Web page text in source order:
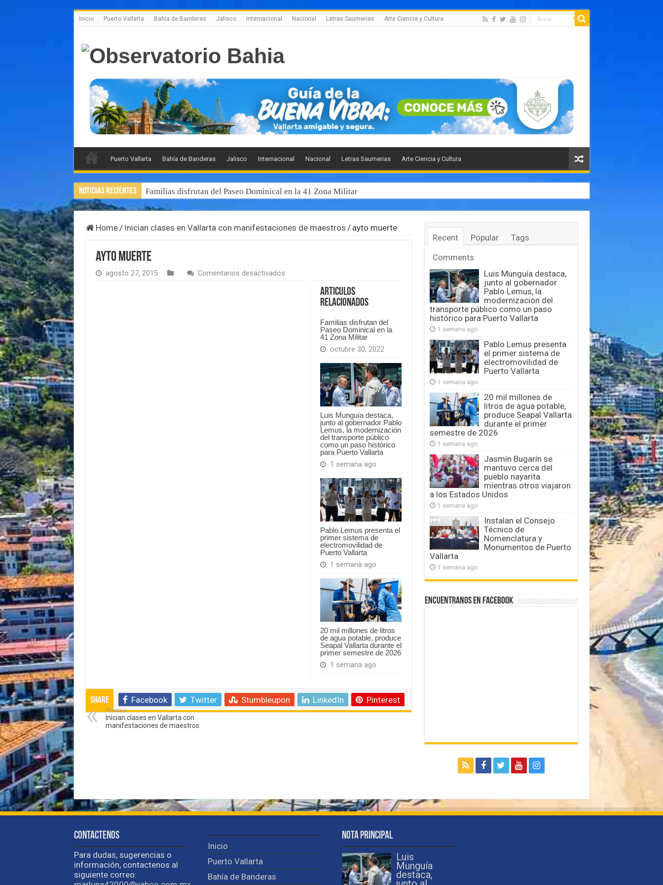
Inicio Puerto Vallarta Bahía de Banderas Jalisco Internacional Nacional Letras Saumerias Arte Ciencia y Cultura
Puerto Vallarta Bahía de Banderas Jalisco Internacional Nacional Letras Saumerias Arte Ciencia y Cultura
Noticias Recientes Familias disfrutan del Paseo Dominical en la 41 Zona Militar
Home/ Inician clases en Vallarta con manifestaciones de maestros / ayto muerte
ayto muerte
agosto 27, 2015 Comentarios desactivadosen
Articulos
Relacionados
Familias disfrutan del
Paseo Dominical en la
41 Zona Militar
octubre 30, 2022
Luis Munguía destaca,
junto al gobernador Pablo
Lemus, la modernización
del transporte público
como un paso histórico
para Puerto Vallarta
1 semana ago
Pablo Lemus presenta el
primer sistema de
electromovilidad de
Puerto Vallarta
1 semana ago
20 mil millones de litros
de agua potable, produce
Seapal Vallarta durante el
primer semestre de 2026
1 semana ago
Share Facebook Twitter Stumbleupon LinkedIn Pinterest
Previous
Inician clases en Vallarta con
manifestaciones de maestros
Recent Popular
Tags
Comments
Luis Munguía destaca,
junto al gobernador
Pablo Lemus, la
modernización del
transporte público como un paso
histórico para Puerto Vallarta
1 semana ago
Pablo Lemus presenta
el primer sistema de
electromovilidad de
Puerto Vallarta
1 semana ago
20 mil millones de
litros de agua potable,
produce Seapal Vallarta
durante el primer
semestre de 2026
1 semana ago
Jasmín Bugarín se
mantuvo cerca del
pueblo nayarita
mientras otros viajaron
a los Estados Unidos
1 semana ago
Instalan el Consejo
Técnico de
Nomenclatura y
Monumentos de Puerto
Vallarta
1 semana ago
Encuentranos en Facebook
Contactenos
Para dudas, sugerencias o
información, contactenos al
siguiente correo:
Inicio
Puerto Vallarta
Bahía de Banderas
Nota Principal
Luis
Munguía
destaca,